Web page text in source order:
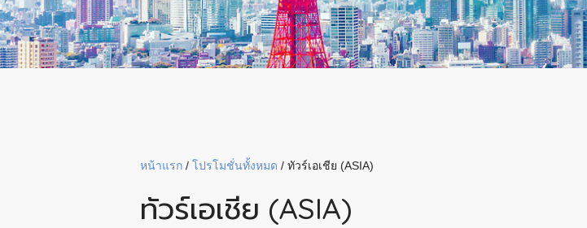
หน้าแรก / โปรโมชั่นทั้งหมด / ทัวร์เอเชีย (ASIA)
ทัวร์เอเชีย (ASIA)